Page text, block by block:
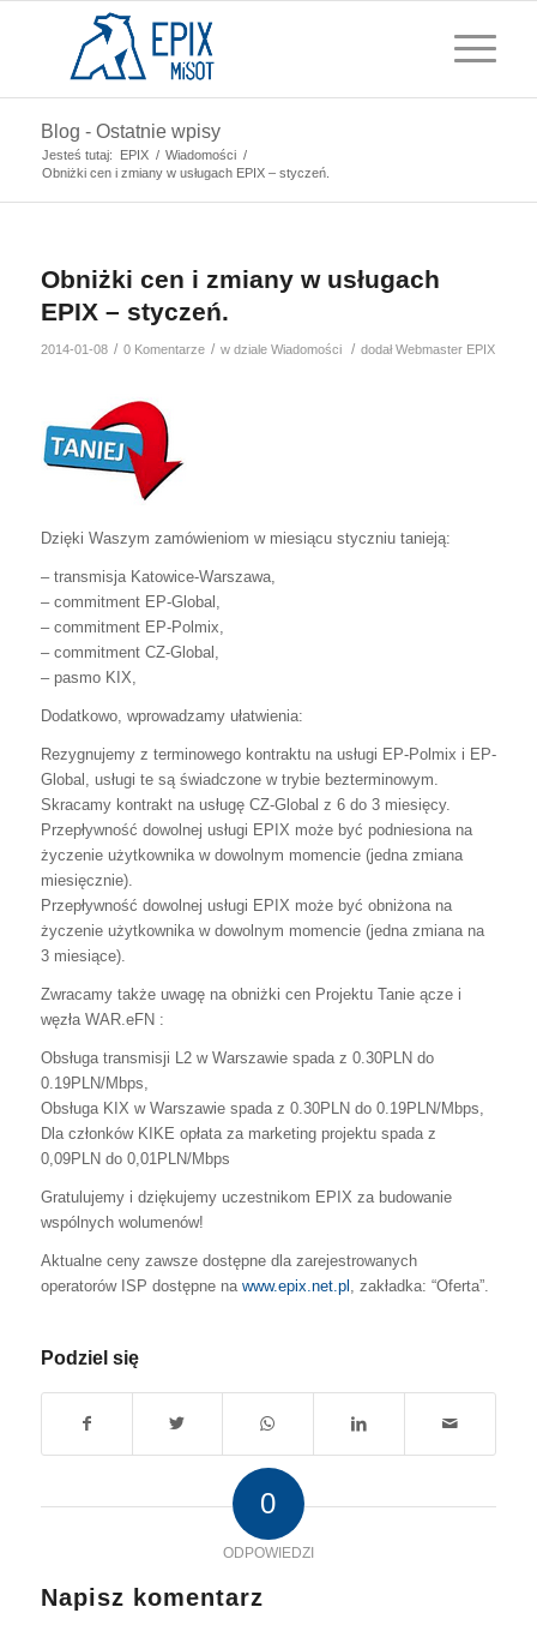
Blog - Ostatnie wpisy
Jesteś tutaj: EPIX / Wiadomości /
Obniżki cen i zmiany w usługach EPIX – styczeń.
Obniżki cen i zmiany w usługach
EPIX – styczeń.
2014-01-08 / 0 Komentarze / w dziale Wiadomości / dodałWebmaster EPIX
Dzięki Waszym zamówieniom w miesiącu styczniu tanieją:
– transmisja Katowice-Warszawa,
– commitment EP-Global,
– commitment EP-Polmix,
– commitment CZ-Global,
– pasmo KIX,
Dodatkowo, wprowadzamy ułatwienia:
Rezygnujemy z terminowego kontraktu na usługi EP-Polmix i EP-
Global, usługi te są świadczone w trybie bezterminowym.
Skracamy kontrakt na usługę CZ-Global z 6 do 3 miesięcy.
Przepływność dowolnej usługi EPIX może być podniesiona na
życzenie użytkownika w dowolnym momencie (jedna zmiana
miesięcznie).
Przepływność dowolnej usługi EPIX może być obniżona na
życzenie użytkownika w dowolnym momencie (jedna zmiana na
3 miesiące).
Zwracamy także uwagę na obniżki cen Projektu Tanie ącze i
węzła WAR.eFN :
Obsługa transmisji L2 w Warszawie spada z 0.30PLN do
0.19PLN/Mbps,
Obsługa KIX w Warszawie spada z 0.30PLN do 0.19PLN/Mbps,
Dla członków KIKE opłata za marketing projektu spada z
0,09PLN do 0,01PLN/Mbps
Gratulujemy i dziękujemy uczestnikom EPIX za budowanie
wspólnych wolumenów!
Aktualne ceny zawsze dostępne dla zarejestrowanych
operatorów ISP dostępne na www.epix.net.pl , zakładka: “Oferta”.
Podziel się
0
ODPOWIEDZI
Napisz komentarz